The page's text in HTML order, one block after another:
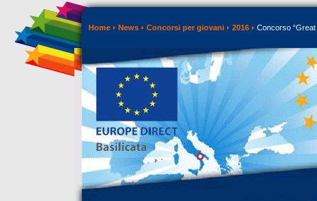
Home News Concorsi per giovani 2016 Concorso